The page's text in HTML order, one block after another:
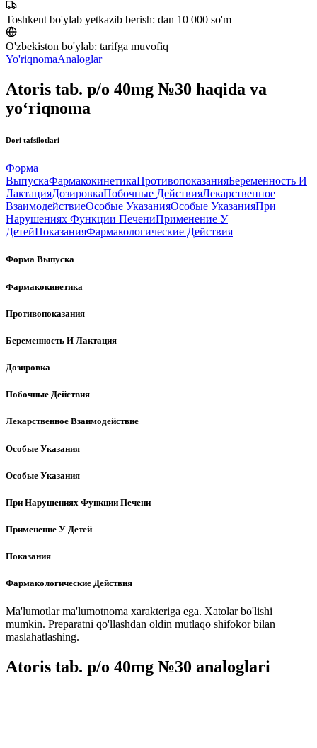
Toshkent bo'ylab yetkazib berish: dan 10 000 so'm
O'zbekiston bo'ylab: tarifga muvofiq
Yo'riqnomaAnaloglar
Atoris tab. p/o 40mg №30 haqida va
yo‘riqnoma
Dori tafsilotlari
Форма
ВыпускаФармакокинетикаПротивопоказанияБеременность И
ЛактацияДозировкаПобочные ДействияЛекарственное
ВзаимодействиеОсобые УказанияОсобые УказанияПри
Нарушениях Функции ПечениПрименение У
ДетейПоказанияФармакологические Действия
Форма Выпуска
Фармакокинетика
Противопоказания
Беременность И Лактация
Дозировка
Побочные Действия
Лекарственное Взаимодействие
Особые Указания
Особые Указания
При Нарушениях Функции Печени
Применение У Детей
Показания
Фармакологические Действия
Ma'lumotlar ma'lumotnoma xarakteriga ega. Xatolar bo'lishi
mumkin. Preparatni qo'llashdan oldin mutlaqo shifokor bilan
maslahatlashing.
Atoris tab. p/o 40mg №30 analoglari